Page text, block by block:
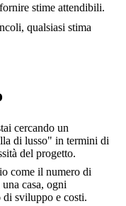
stime attendibili.
qualsiasi stima
cercando un
di lusso" in termini di
del progetto.
come il numero di
casa, ogni
sviluppo e costi.